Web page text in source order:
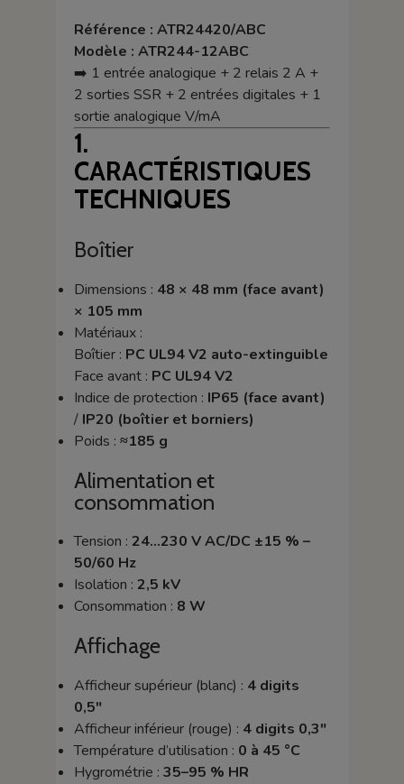
Référence : ATR24420/ABC
Modèle : ATR244-12ABC
➡️ 1 entrée analogique + 2 relais 2 A +
2 sorties SSR + 2 entrées digitales + 1
sortie analogique V/mA
1.
CARACTÉRISTIQUES
TECHNIQUES
Boîtier
Dimensions : 48 × 48 mm (face avant)
× 105 mm
Matériaux :
Boîtier : PC UL94 V2 auto-extinguible
Face avant : PC UL94 V2
Indice de protection : IP65 (face avant)
/ IP20 (boîtier et borniers)
Poids : ≈185 g
Alimentation et
consommation
Tension : 24…230 V AC/DC ±15 % –
50/60 Hz
Isolation : 2,5 kV
Consommation : 8 W
Affichage
Afficheur supérieur (blanc) : 4 digits
0,5"
Afficheur inférieur (rouge) : 4 digits 0,3"
Température d’utilisation : 0 à 45 °C
Hygrométrie : 35–95 % HR